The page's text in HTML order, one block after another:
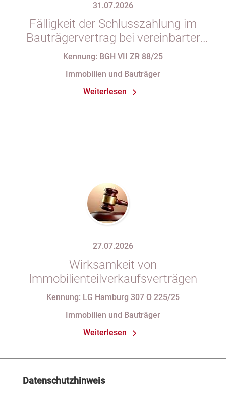
31.07.2026
Fälligkeit der Schlusszahlung im
Bauträgervertrag bei vereinbarter
Zahlung „nach vollständiger
Abnahmeprotokoll festgehaltener
Mängel am Sondereigentum
Kennung: BGH VII ZR 88/25
Immobilien und Bauträger
Weiterlesen
27.07.2026
Wirksamkeit von
Immobilienteilverkaufsverträgen
Kennung: LG Hamburg 307 O 225/25
Immobilien und Bauträger
Weiterlesen
Datenschutzhinweis